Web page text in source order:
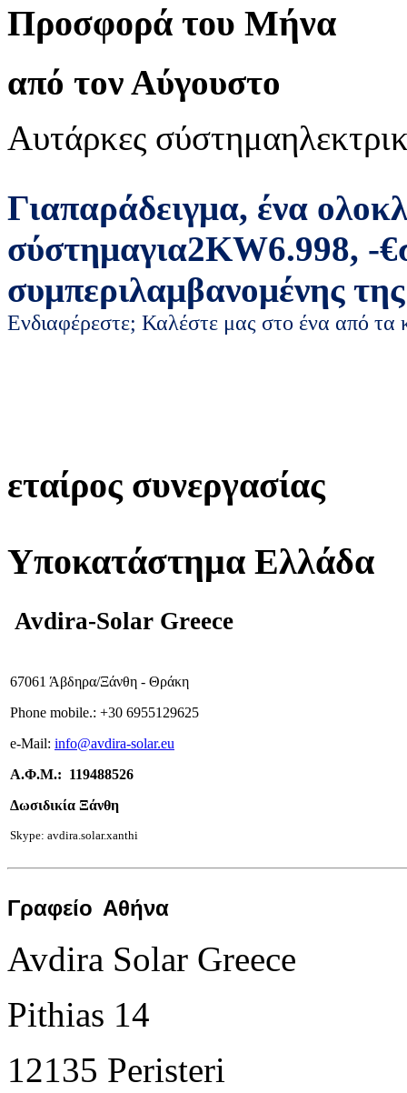
Προσφορά του Μήνα
από τον Αύγουστο
Αυτάρκες σύστημα
Γιαπαράδειγμα, ένα
σύστημαγια2KW6.998, -€
συμπεριλαμβανομένης
Ενδιαφέρεστε; Καλέστε μας στο ένα από τα
εταίρος συνεργασίας
Υποκατάστημα Ελλάδα
Avdira-Solar Greece
67061 Άβδηρα/Ξάνθη - Θράκη
Phone mobile.: +30 6955129625
e-Mail: info@avdira-solar.eu
Α.Φ.Μ.: 119488526
Δωσιδικία Ξάνθη
Skype: avdira.solar.xanthi
Γραφείο Αθήνα
Avdira Solar Greece
Pithias 14
12135 Peristeri